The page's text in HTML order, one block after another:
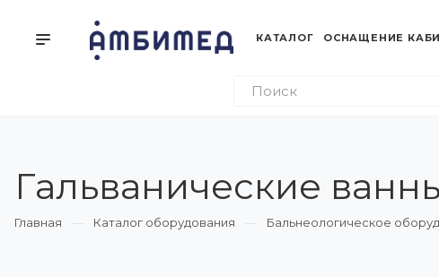
КАТАЛОГ ОСНАЩЕНИЕ
Гальванические
Главная Каталог оборудования Бальнеологическое